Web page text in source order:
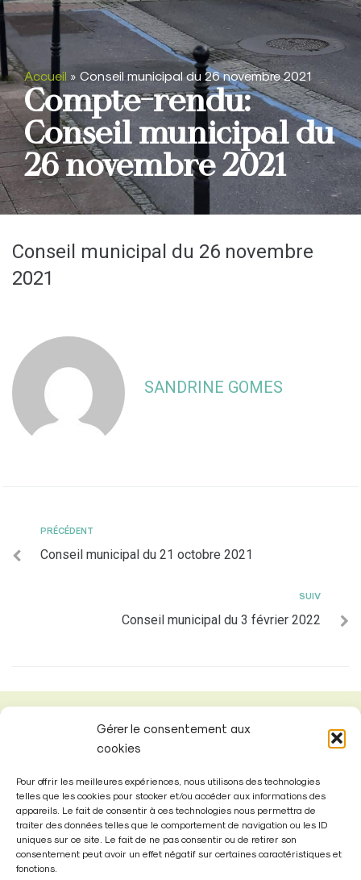
Gérer le consentement aux
cookies
Pour offrir les meilleures expériences, nous utilisons des technologies
telles que les cookies pour stocker et/ou accéder aux informations des
appareils. Le fait de consentir à ces technologies nous permettra de
traiter des données telles que le comportement de navigation ou les ID
uniques sur ce site. Le fait de ne pas consentir ou de retirer son
consentement peut avoir un effet négatif sur certaines caractéristiques et
fonctions.
Accueil » Conseil municipal du 26 novembre 2021
Compte-rendu:
Conseil municipal du
26 novembre 2021
Conseil municipal du 26 novembre
2021
SANDRINE GOMES
PRÉCÉDENT
Conseil municipal du 21 octobre 2021
SUIV
Conseil municipal du 3 février 2022